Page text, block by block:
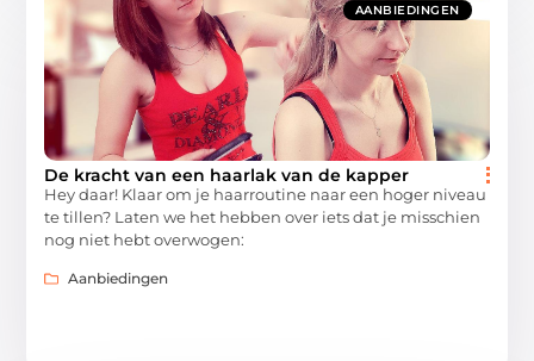
AANBIEDINGEN
De kracht van een haarlak van de kapper
Hey daar! Klaar om je haarroutine naar een hoger niveau
te tillen? Laten we het hebben over iets dat je misschien
nog niet hebt overwogen:
Aanbiedingen